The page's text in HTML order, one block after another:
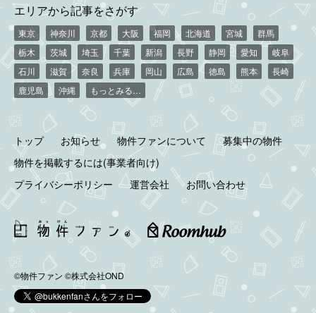
エリアから記事をさがす
東京 神奈川 京都 大阪 福岡 北海道 宮城
群馬
栃木
茨城 埼玉 千葉 新潟 長野 静岡 愛知
岐阜
石川
滋賀 奈良 兵庫 岡山 広島 徳島 熊本
長崎
鹿児島
沖縄 もっとみる…
トップ お知らせ 物件ファンについて
募集中の物件
物件を掲載するには(事業者向け)
プライバシーポリシー
運営会社 お問い合わせ
©物件ファン ©株式会社OND